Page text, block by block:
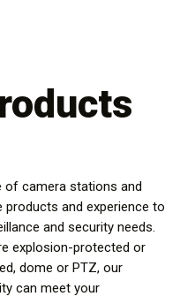
of camera stations and
and experience to
and security needs.
explosion-protected or
dome or PTZ, our
can meet your